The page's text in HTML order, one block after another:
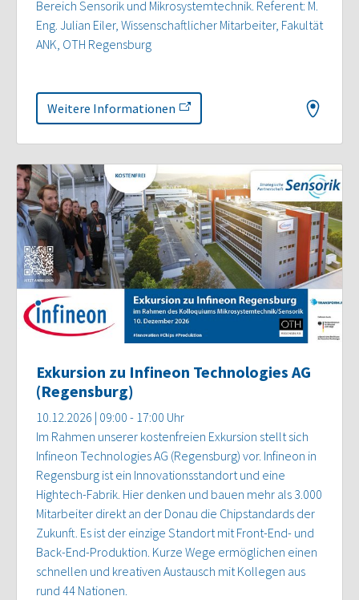
Bereich Sensorik und Mikrosystemtechnik. Referent: M.
Eng. Julian Eiler, Wissenschaftlicher Mitarbeiter, Fakultät
ANK, OTH Regensburg
Weitere Informationen
Exkursion zu Infineon Technologies AG
(Regensburg)
10.12.2026 | 09:00 - 17:00 Uhr
Im Rahmen unserer kostenfreien Exkursion stellt sich
Infineon Technologies AG (Regensburg) vor. Infineon in
Regensburg ist ein Innovationsstandort und eine
Hightech-Fabrik. Hier denken und bauen mehr als 3.000
Mitarbeiter direkt an der Donau die Chipstandards der
Zukunft. Es ist der einzige Standort mit Front-End- und
Back-End-Produktion. Kurze Wege ermöglichen einen
schnellen und kreativen Austausch mit Kollegen aus
rund 44 Nationen.